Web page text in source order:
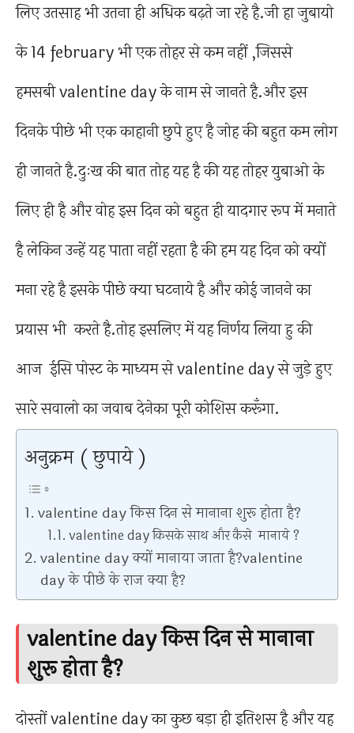
लिए उतसाह भी उतना ही अधिक बढ़ते जा रहे है.जी हा जुबायो
के 14 february भी एक तोहर से कम नहीं ,जिससे
हमसबी valentine day के नाम से जानते है.और इस
दिनके पीछे भी एक काहानी छुपे हुए है जोह की बहुत कम लोग
ही जानते है.दुःख की बात तोह यह है की यह तोहर युबाओ के
लिए ही है और वोह इस दिन को बहुत ही यादगार रूप में मनाते
है लेकिन उन्हें यह पाता नहीं रहता है की हम यह दिन को क्यों
मना रहे है इसके पीछे क्या घटनाये है और कोई जानने का
प्रयास भी करते है.तोह इसलिए में यह निर्णय लिया हु की
आज ईसि पोस्ट के माध्यम से valentine day से जुड़े हुए
सारे सवालो का जवाब देनेका पूरी कोशिस करूँगा.
अनुक्रम ( छुपाये )
valentine day किस दिन से मानाना शुरू होता है?
valentine day किसके साथ और कैसे मानाये ?
valentine day क्यों मानाया जाता है?valentine
day के पीछे के राज क्या है?
valentine day किस दिन से मानाना
शुरू होता है?
दोस्तों valentine day का कुछ बड़ा ही इतिशस है और यह